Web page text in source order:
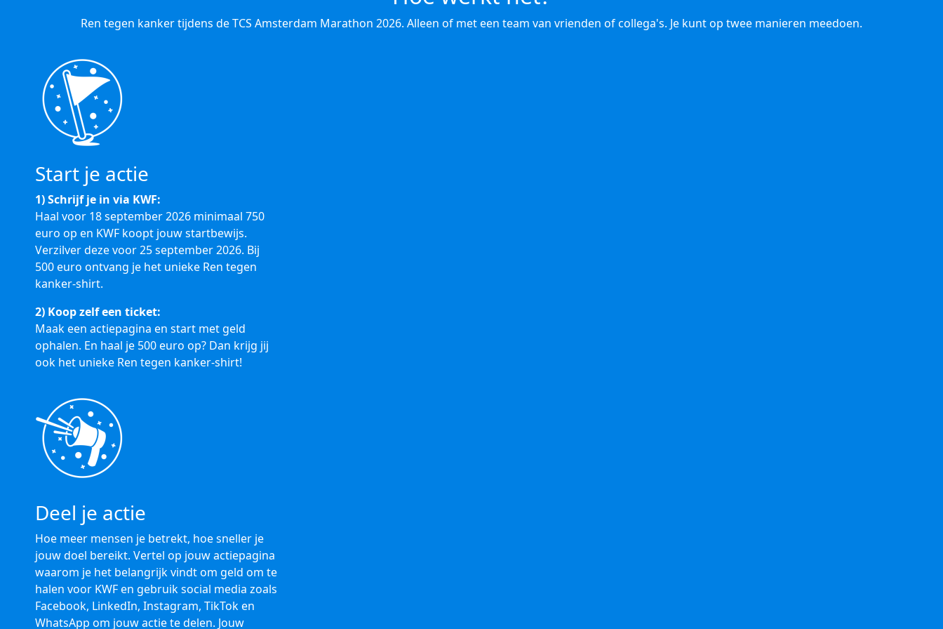
Ren tegen kanker tijdens de TCS Amsterdam Marathon 2026. Alleen of met een team van vrienden of collega's. Je kunt op twee manieren meedoen.
Start je actie
1) Schrijf je in via KWF:
Haal voor 18 september 2026 minimaal 750
euro op en KWF koopt jouw startbewijs.
Verzilver deze voor 25 september 2026. Bij
500 euro ontvang je het unieke Ren tegen
kanker-shirt.
2) Koop zelf een ticket:
Maak een actiepagina en start met geld
ophalen. En haal je 500 euro op? Dan krijg jij
ook het unieke Ren tegen kanker-shirt!
Deel je actie
Hoe meer mensen je betrekt, hoe sneller je
jouw doel bereikt. Vertel op jouw actiepagina
waarom je het belangrijk vindt om geld om te
halen voor KWF en gebruik social media zoals
Facebook, LinkedIn, Instagram, TikTok en
WhatsApp om jouw actie te delen. Jouw